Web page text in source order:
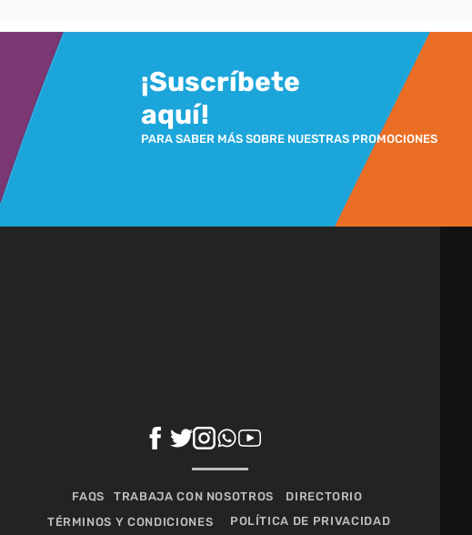
¡Suscríbete
aquí!
PARA SABER MÁS SOBRE NUESTRAS PROMOCIONES
FAQS TRABAJA CON NOSOTROS
DIRECTORIO
TÉRMINOS Y CONDICIONES
POLÍTICA DE PRIVACIDAD